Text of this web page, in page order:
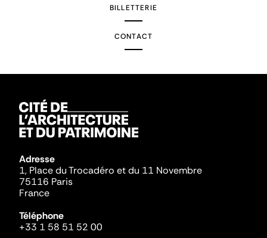
BILLETTERIE
CONTACT
Adresse
1, Place du Trocadéro et du 11 Novembre
75116 Paris
France
Téléphone
+33 1 58 51 52 00